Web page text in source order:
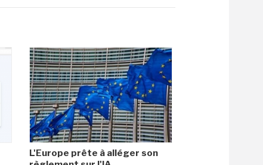
L'Europe prête à alléger son